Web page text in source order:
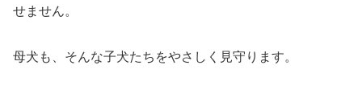
せません。
母犬も、そんな子犬たちをやさしく見守ります。